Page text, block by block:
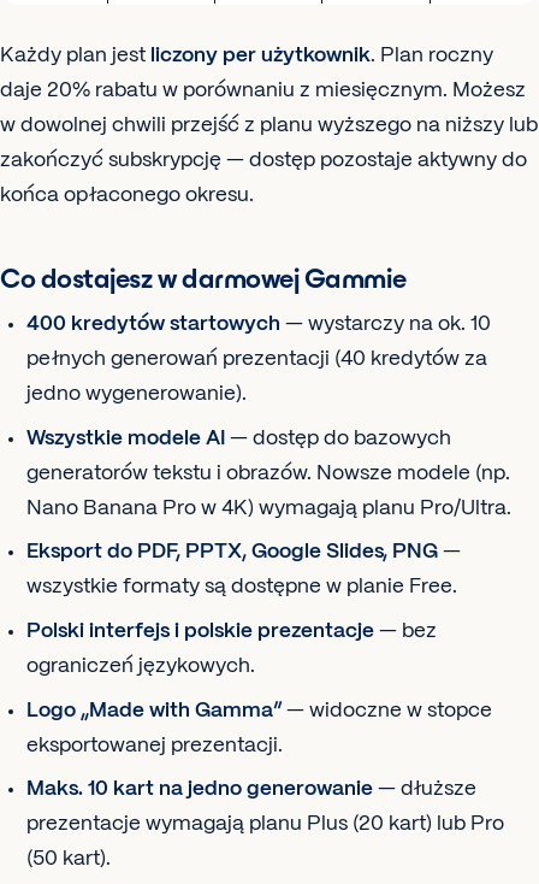
Każdy plan jest liczony per użytkownik. Plan roczny
daje 20% rabatu w porównaniu z miesięcznym. Możesz
w dowolnej chwili przejść z planu wyższego na niższy lub
zakończyć subskrypcję — dostęp pozostaje aktywny do
końca opłaconego okresu.
Co dostajesz w darmowej Gammie
400 kredytów startowych — wystarczy na ok. 10
pełnych generowań prezentacji (40 kredytów za
jedno wygenerowanie).
Wszystkie modele AI — dostęp do bazowych
generatorów tekstu i obrazów. Nowsze modele (np.
Nano Banana Pro w 4K) wymagają planu Pro/Ultra.
Eksport do PDF, PPTX, Google Slides, PNG —
wszystkie formaty są dostępne w planie Free.
Polski interfejs i polskie prezentacje — bez
ograniczeń językowych.
Logo „Made with Gamma” — widoczne w stopce
eksportowanej prezentacji.
Maks. 10 kart na jedno generowanie — dłuższe
prezentacje wymagają planu Plus (20 kart) lub Pro
(50 kart).